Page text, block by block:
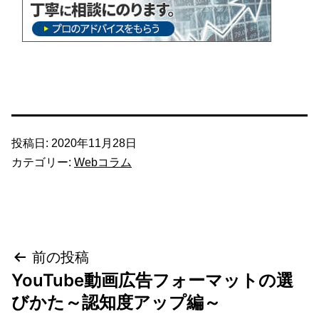
投稿日: 2020年11月28日
カテゴリー: Webコラム
投
稿
前の投稿
YouTube動画広告フォーマットの選
びかた～認知度アップ編～